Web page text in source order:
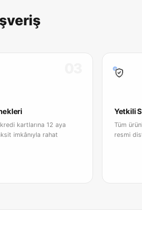
kartlarına 12 aya
imkânıyla rahat
Yetkili
Tüm
resmi